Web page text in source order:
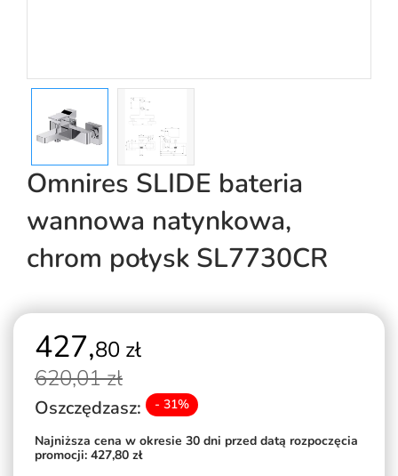
Omnires SLIDE bateria
wannowa natynkowa,
chrom połysk SL7730CR
427,80 zł
620,01 zł
Oszczędzasz: - 31%
Najniższa cena w okresie 30 dni przed datą rozpoczęcia
promocji: 427,80 zł